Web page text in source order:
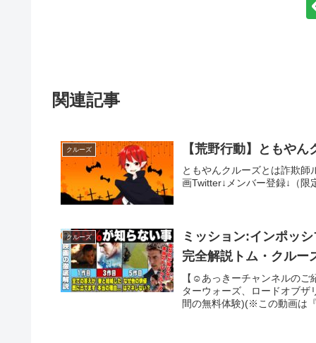
関連記事
クルーズ 【荒野行動】ともや
ともやんクルーズとは詐欺
画Twitter↓メンバー登録↓（
クルーズ
ミッション:インポッ
完全解説トム・クルー
【☺️あっきーチャンネルのご
ターウォーズ、ロードオブ
間の無料体験)(※この動画は